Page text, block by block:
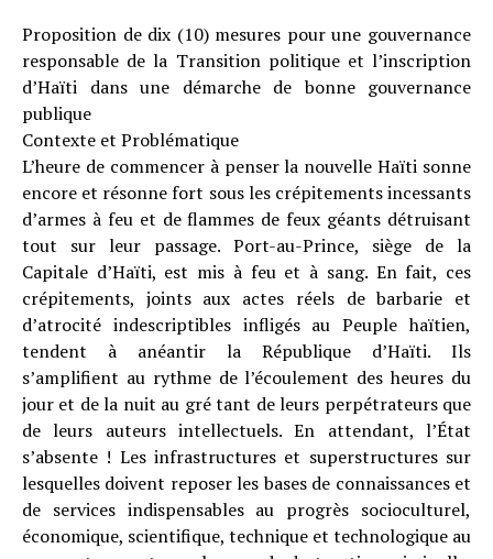
Proposition de dix (10) mesures pour une gouvernance
responsable de la Transition politique et l’inscription
d’Haïti dans une démarche de bonne gouvernance
publique
Contexte et Problématique
L’heure de commencer à penser la nouvelle Haïti sonne
encore et résonne fort sous les crépitements incessants
d’armes à feu et de flammes de feux géants détruisant
tout sur leur passage. Port-au-Prince, siège de la
Capitale d’Haïti, est mis à feu et à sang. En fait, ces
crépitements, joints aux actes réels de barbarie et
d’atrocité indescriptibles infligés au Peuple haïtien,
tendent à anéantir la République d’Haïti. Ils
s’amplifient au rythme de l’écoulement des heures du
jour et de la nuit au gré tant de leurs perpétrateurs que
de leurs auteurs intellectuels. En attendant, l’État
s’absente ! Les infrastructures et superstructures sur
lesquelles doivent reposer les bases de connaissances et
de services indispensables au progrès socioculturel,
économique, scientifique, technique et technologique au